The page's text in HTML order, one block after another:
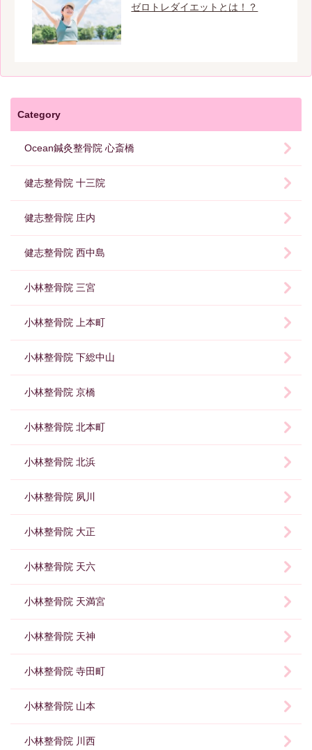
ゼロトレダイエットとは！？
Category
Ocean鍼灸整骨院 心斎橋
健志整骨院 十三院
健志整骨院 庄内
健志整骨院 西中島
小林整骨院 三宮
小林整骨院 上本町
小林整骨院 下総中山
小林整骨院 京橋
小林整骨院 北本町
小林整骨院 北浜
小林整骨院 夙川
小林整骨院 大正
小林整骨院 天六
小林整骨院 天満宮
小林整骨院 天神
小林整骨院 寺田町
小林整骨院 山本
小林整骨院 川西